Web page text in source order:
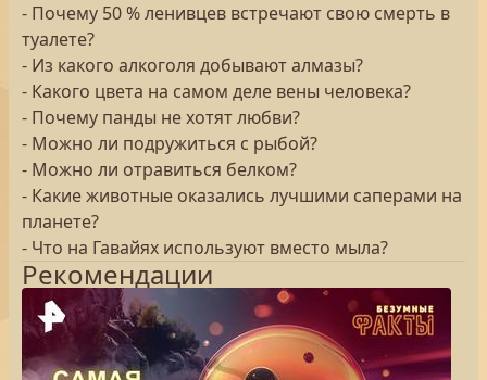
- Почему 50 % ленивцев встречают свою смерть в
туалете?
- Из какого алкоголя добывают алмазы?
- Какого цвета на самом деле вены человека?
- Почему панды не хотят любви?
- Можно ли подружиться с рыбой?
- Можно ли отравиться белком?
- Какие животные оказались лучшими саперами на
планете?
- Что на Гавайях используют вместо мыла?
Рекомендации